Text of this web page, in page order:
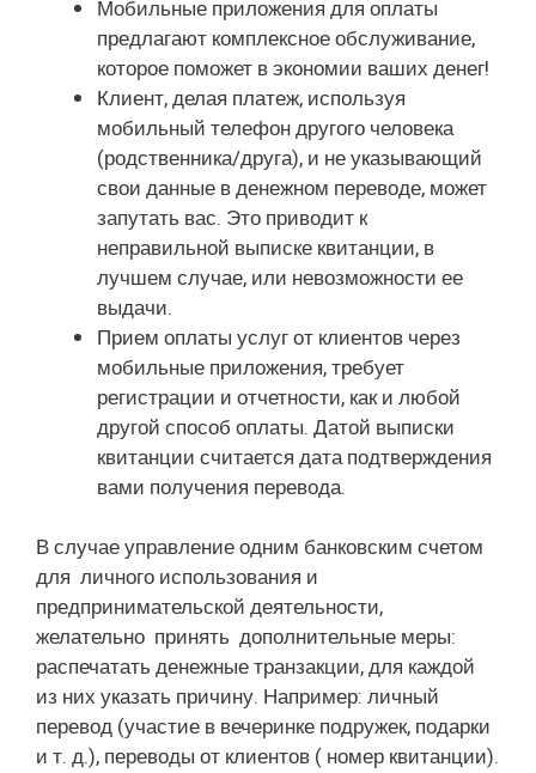
Мобильные приложения для оплаты
предлагают комплексное обслуживание,
которое поможет в экономии ваших денег!
Клиент, делая платеж, используя
мобильный телефон другого человека
(родственника/друга), и не указывающий
свои данные в денежном переводе, может
запутать вас. Это приводит к
неправильной выписке квитанции, в
лучшем случае, или невозможности ее
выдачи.
Прием оплаты услуг от клиентов через
мобильные приложения, требует
регистрации и отчетности, как и любой
другой способ оплаты. Датой выписки
квитанции считается дата подтверждения
вами получения перевода.
В случае управление одним банковским счетом
для личного использования и
предпринимательской деятельности,
желательно принять дополнительные меры:
распечатать денежные транзакции, для каждой
из них указать причину. Например: личный
перевод (участие в вечеринке подружек, подарки
и т. д.), переводы от клиентов ( номер квитанции).